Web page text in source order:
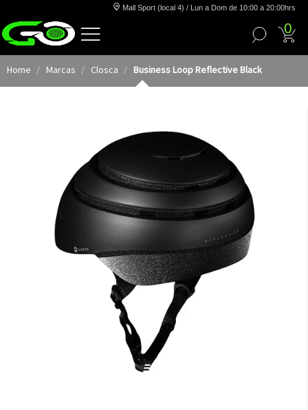
Mall Sport (local 4) / Lun a Dom de 10:00 a 20:00hrs
0
Home Marcas Closca ⁠Business Loop Reflective Black